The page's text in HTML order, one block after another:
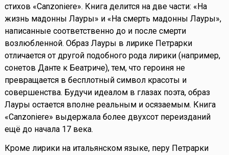
стихов «Canzoniere». Книга делится на две части: «На
жизнь мадонны Лауры» и «На смерть мадонны Лауры»,
написанные соответственно до и после смерти
возлюбленной. Образ Лауры в лирике Петрарки
отличается от другой подобного рода лирики (например,
сонетов Данте к Беатриче), тем, что героиня не
превращается в бесплотный символ красоты и
совершенства. Будучи идеалом в глазах поэта, образ
Лауры остается вполне реальным и осязаемым. Книга
«Canzoniere» выдержала более двухсот переизданий
ещё до начала 17 века.
Кроме лирики на итальянском языке, перу Петрарки